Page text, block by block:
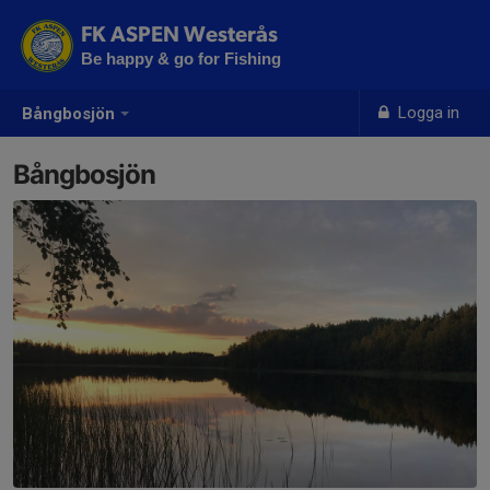
Bångbosjön Logga in
FK ASPEN Westerås
Be happy & go for Fishing
Bångbosjön